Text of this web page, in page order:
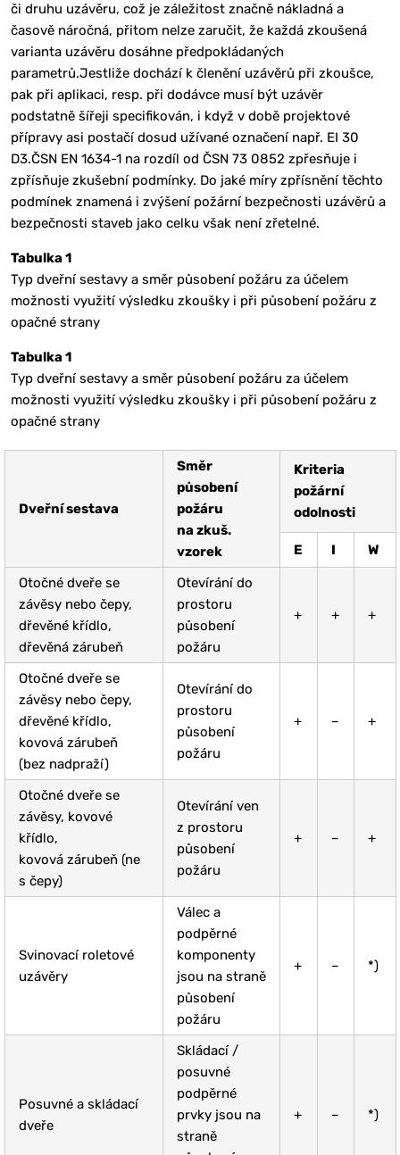
či druhu uzávěru, což je záležitost značně nákladná a
časově náročná, přitom nelze zaručit, že každá zkoušená
varianta uzávěru dosáhne předpokládaných
parametrů.Jestliže dochází k členění uzávěrů při zkoušce,
pak při aplikaci, resp. při dodávce musí být uzávěr
podstatně šířeji specifikován, i když v době projektové
přípravy asi postačí dosud užívané označení např. EI 30
D3.ČSN EN 1634-1 na rozdíl od ČSN 73 0852 zpřesňuje i
zpřísňuje zkušební podmínky. Do jaké míry zpřísnění těchto
podmínek znamená i zvýšení požární bezpečnosti uzávěrů a
bezpečnosti staveb jako celku však není zřetelné.
Tabulka 1
Typ dveřní sestavy a směr působení požáru za účelem
možnosti využití výsledku zkoušky i při působení požáru z
opačné strany
Tabulka 1
Typ dveřní sestavy a směr působení požáru za účelem
možnosti využití výsledku zkoušky i při působení požáru z
opačné strany
Dveřní sestava
Směr
působení
požáru
na zkuš.
vzorek
Kriteria
požární
odolnosti
E I W
Otočné dveře se
závěsy nebo čepy,
dřevěné křídlo,
dřevěná zárubeň
Otevírání do
prostoru
působení
požáru
+ + +
Otočné dveře se
závěsy nebo čepy,
dřevěné křídlo,
kovová zárubeň
(bez nadpraží)
Otevírání do
prostoru
působení
požáru
+ – +
Otočné dveře se
závěsy, kovové
křídlo,
kovová zárubeň (ne
s čepy)
Otevírání ven
z prostoru
působení
požáru
+ – +
Svinovací roletové
uzávěry
Válec a
podpěrné
komponenty
jsou na straně
působení
požáru
+ – *)
Posuvné a skládací
dveře
Skládací /
posuvné
podpěrné
prvky jsou na
straně
+ – *)